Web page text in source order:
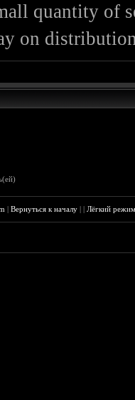
quantity of
on
|Вернуться к началу ||Лёгкий